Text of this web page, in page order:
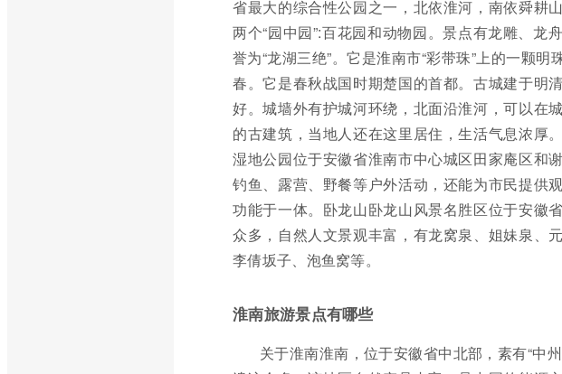
省最大的综合性公园之一，北依淮河，南依舜耕
两个“园中园”:百花园和动物园。景点有龙雕、龙
誉为“龙湖三绝”。它是淮南市“彩带珠”上的一颗
春。它是春秋战国时期楚国的首都。古城建于明
好。城墙外有护城河环绕，北面沿淮河，可以在
的古建筑，当地人还在这里居住，生活气息浓厚
湿地公园位于安徽省淮南市中心城区田家庵区和
钓鱼、露营、野餐等户外活动，还能为市民提供
功能于一体。卧龙山卧龙山风景名胜区位于安徽
众多，自然人文景观丰富，有龙窝泉、姐妹泉、
李倩坂子、泡鱼窝等。
淮南旅游景点有哪些
关于淮南淮南，位于安徽省中北部，素有“中